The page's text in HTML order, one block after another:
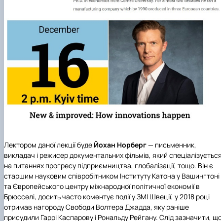
Лектором даної лекції буде Йохан Норберг— письменник,
викладач і режисер документальних фільмів, який
на питаннях прогресу підприємництва, глобалізації, тощо. Він є
старшим науковим співробітником Інституту Катона у Вашингтоні
та Європейського центру міжнародної політичної економії в
Брюсселі, досить часто коментує події у ЗМІ Швеції, у 2018 році
отримав нагороду Свободи Волтера Джадда, яку раніше
присудили Гаррі Каспарову і Рональду Рейгану. Слід зазначити,